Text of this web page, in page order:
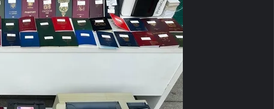
Pera Müzesi’nde ‘Deneyimle, Dâhil
Ol!’
Frankfurt Türk Film Festivali için geri
sayım başladı